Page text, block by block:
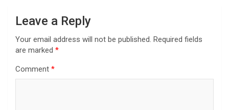
Leave a Reply
Your email address will not be published. Required fields
are marked *
Comment *